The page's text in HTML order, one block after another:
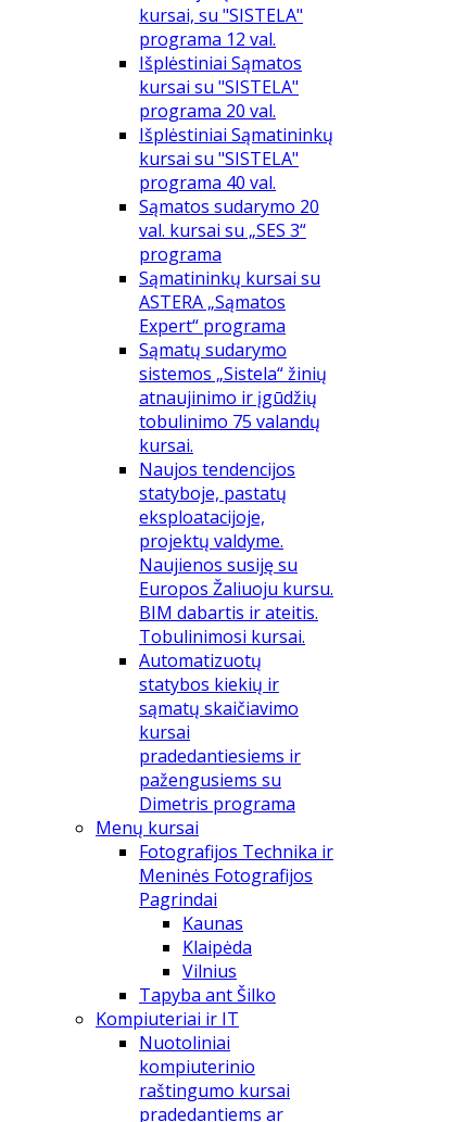
kursai, su "SISTELA"
programa 12 val.
Išplėstiniai Sąmatos
kursai su "SISTELA"
programa 20 val.
Išplėstiniai Sąmatininkų
kursai su "SISTELA"
programa 40 val.
Sąmatos sudarymo 20
val. kursai su „SES 3“
programa
Sąmatininkų kursai su
ASTERA „Sąmatos
Expert“ programa
Sąmatų sudarymo
sistemos „Sistela“ žinių
atnaujinimo ir įgūdžių
tobulinimo 75 valandų
kursai.
Naujos tendencijos
statyboje, pastatų
eksploatacijoje,
projektų valdyme.
Naujienos susiję su
Europos Žaliuoju kursu.
BIM dabartis ir ateitis.
Tobulinimosi kursai.
Automatizuotų
statybos kiekių ir
sąmatų skaičiavimo
kursai
pradedantiesiems ir
pažengusiems su
Dimetris programa
Menų kursai
Fotografijos Technika ir
Meninės Fotografijos
Pagrindai
Kaunas
Klaipėda
Vilnius
Tapyba ant Šilko
Kompiuteriai ir IT
Nuotoliniai
kompiuterinio
raštingumo kursai
pradedantiems ar